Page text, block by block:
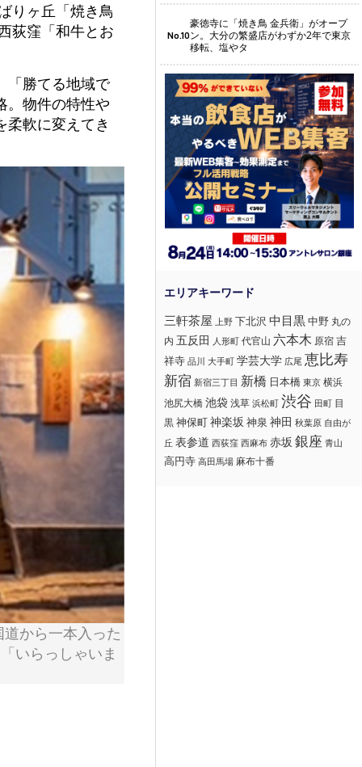
りヶ丘「焼き鳥
荻窪「和牛とお
「勝てる地域で
。物件の特性や
軟に変えてき
から一本入った
いらっしゃいま
No.10
豪徳寺に「焼き鳥 金兵衛」がオープ
ン。大分の繁盛店がわずか2年で東京
移転、塩やタ
三軒茶屋 上野 下北沢 中目黒中野 丸の
内 五反田 人形町 代官山 六本木 原宿 吉
祥寺 品川 大手町 学芸大学 広尾 恵比寿
新宿 新宿三丁目 新橋 日本橋 東京 横浜
池尻大橋 池袋浅草 浜松町 渋谷 田町 目
黒神保町神楽坂 神泉 神田 秋葉原 自由が
丘 表参道 西荻窪 西麻布 赤坂 銀座 青山
高円寺 高田馬場 麻布十番